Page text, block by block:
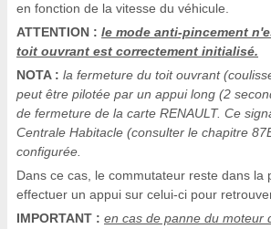
en fonction de la vitesse du véhicule.
ATTENTION : le mode anti-pincement
toit ouvrant est correctement initialisé.
NOTA : la fermeture du toit ouvrant
peut être pilotée par un appui long (2
de fermeture de la carte RENAULT. Ce
Centrale Habitacle (consulter le chapitre
configurée.
Dans ce cas, le commutateur reste dans la
effectuer un appui sur celui-ci pour
IMPORTANT : en cas de panne du moteur